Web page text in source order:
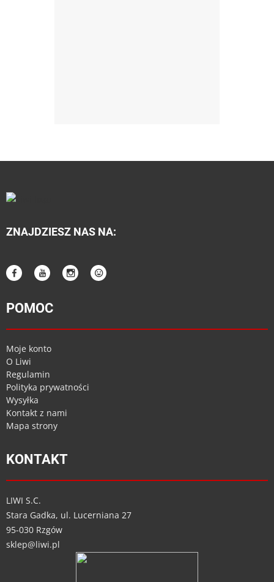
ZNAJDZIESZ NAS NA:
POMOC
Moje konto
O Liwi
Regulamin
Polityka prywatności
Wysyłka
Kontakt z nami
Mapa strony
KONTAKT
LIWI S.C.
Stara Gadka, ul. Lucerniana 27
95-030 Rzgów
sklep@liwi.pl